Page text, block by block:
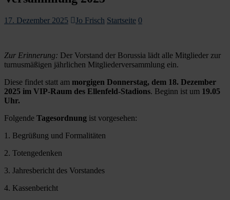
17. Dezember 2025 Jo Frisch Startseite 0
Zur Erinnerung: Der Vorstand der Borussia lädt alle Mitglieder zur
turnusmäßigen jährlichen Mitgliederversammlung ein.
Diese findet statt am morgigen Donnerstag, dem 18. Dezember
2025 im VIP-Raum des Ellenfeld-Stadions. Beginn ist um 19.05
Uhr.
Folgende Tagesordnung ist vorgesehen:
1. Begrüßung und Formalitäten
2. Totengedenken
3. Jahresbericht des Vorstandes
4. Kassenbericht